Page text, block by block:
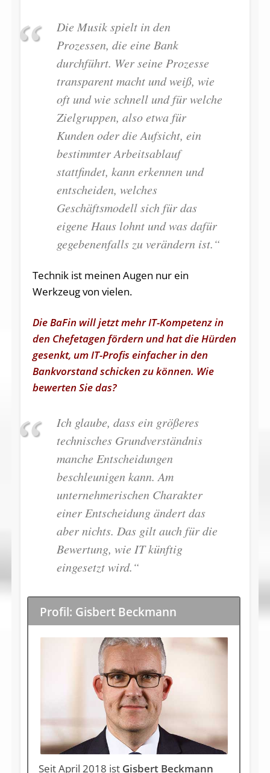
Die Musik spielt in den
Prozessen, die eine Bank
durchführt. Wer seine Prozesse
transparent macht und weiß, wie
oft und wie schnell und für welche
Zielgruppen, also etwa für
Kunden oder die Aufsicht, ein
bestimmter Arbeitsablauf
stattfindet, kann erkennen und
entscheiden, welches
Geschäftsmodell sich für das
eigene Haus lohnt und was dafür
gegebenenfalls zu verändern ist.“
Technik ist meinen Augen nur ein
Werkzeug von vielen.
Die BaFin will jetzt mehr IT-Kompetenz in
den Chefetagen fördern und hat die Hürden
gesenkt, um IT-Profis einfacher in den
Bankvorstand schicken zu können. Wie
bewerten Sie das?
Ich glaube, dass ein größeres
technisches Grundverständnis
manche Entscheidungen
beschleunigen kann. Am
unternehmerischen Charakter
einer Entscheidung ändert das
aber nichts. Das gilt auch für die
Bewertung, wie IT künftig
eingesetzt wird.“
Profil: Gisbert Beckmann
Seit April 2018 ist Gisbert Beckmann